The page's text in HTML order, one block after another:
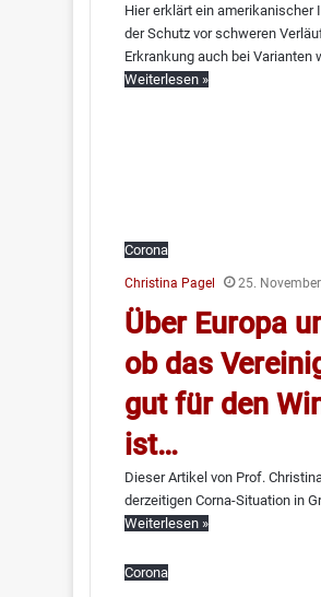
Hier erklärt ein
der Schutz vor schweren
Erkrankung auch bei Varianten
Weiterlesen »
Corona
Christina Pagel 25.
Über Europa
ob das
gut für den
ist…
Dieser Artikel von Prof.
derzeitigen Corna-Situation in
Weiterlesen »
Corona